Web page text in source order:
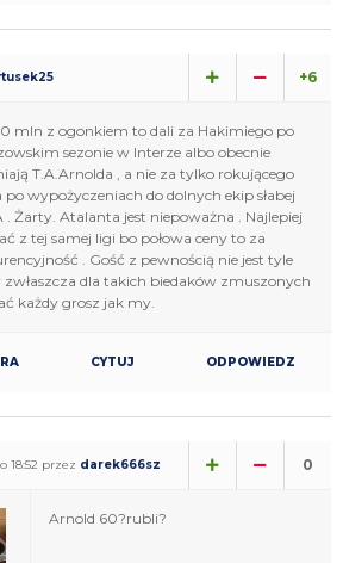
+6
mln z ogonkiem to dali za Hakimiego po
sezonie w Interze albo obecnie
T.A.Arnolda , a nie za tylko rokującego
po wypożyczeniach do dolnych ekip słabej
. Żarty. Atalanta jest niepoważna . Najlepiej
z tej samej ligi bo połowa ceny to za
. Gość z pewnością nie jest tyle
dla takich biedaków zmuszonych
każdy grosz jak my.
CYTUJ ODPOWIEDZ
18:52 przez darek666sz 0
Arnold 60?rubli?